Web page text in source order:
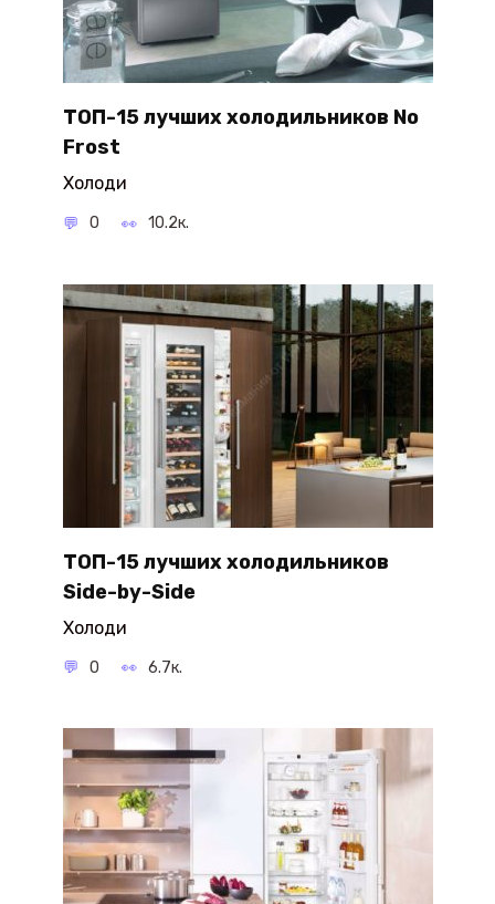
ТОП-15 лучших холодильников No
Frost
Холоди
0 10.2к.
ТОП-15 лучших холодильников
Side-by-Side
Холоди
0 6.7к.